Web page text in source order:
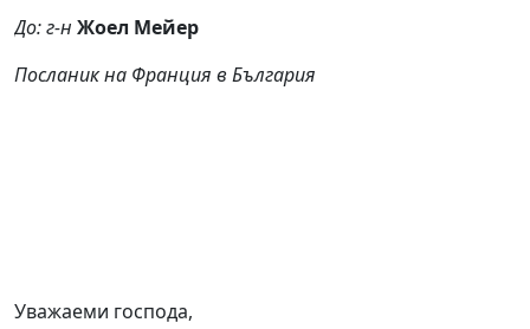
До: г-н Жоел Мейер
Посланик на Франция в България
Уважаеми господа,